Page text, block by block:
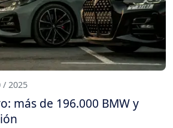
/ 2025
más de 196.000 BMW y